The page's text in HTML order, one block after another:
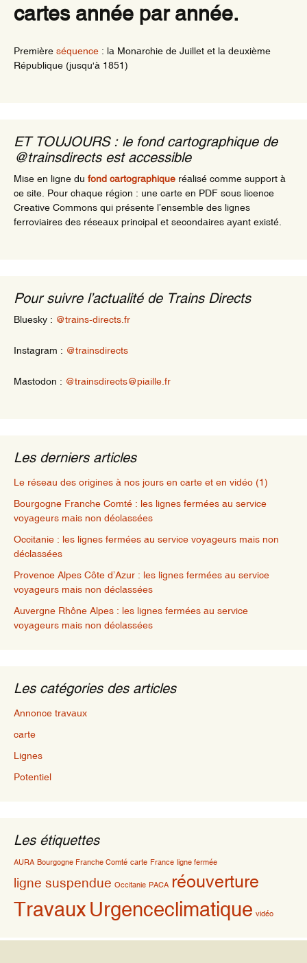
cartes année par année.
Première séquence : la Monarchie de Juillet et la deuxième
République (jusqu'à 1851)
ET TOUJOURS : le fond cartographique de
@trainsdirects est accessible
Mise en ligne du fond cartographique réalisé comme support à
ce site. Pour chaque région : une carte en PDF sous licence
Creative Commons qui présente l’ensemble des lignes
ferroviaires des réseaux principal et secondaires ayant existé.
Pour suivre l’actualité de Trains Directs
Bluesky : @trains-directs.fr
Instagram : @trainsdirects
Mastodon : @trainsdirects@piaille.fr
Les derniers articles
Le réseau des origines à nos jours en carte et en vidéo (1)
Bourgogne Franche Comté : les lignes fermées au service
voyageurs mais non déclassées
Occitanie : les lignes fermées au service voyageurs mais non
déclassées
Provence Alpes Côte d’Azur : les lignes fermées au service
voyageurs mais non déclassées
Auvergne Rhône Alpes : les lignes fermées au service
voyageurs mais non déclassées
Les catégories des articles
Annonce travaux
carte
Lignes
Potentiel
Les étiquettes
AURA Bourgogne Franche Comté carte France ligne fermée
ligne suspendue Occitanie PACA réouverture
Travaux Urgenceclimatique vidéo